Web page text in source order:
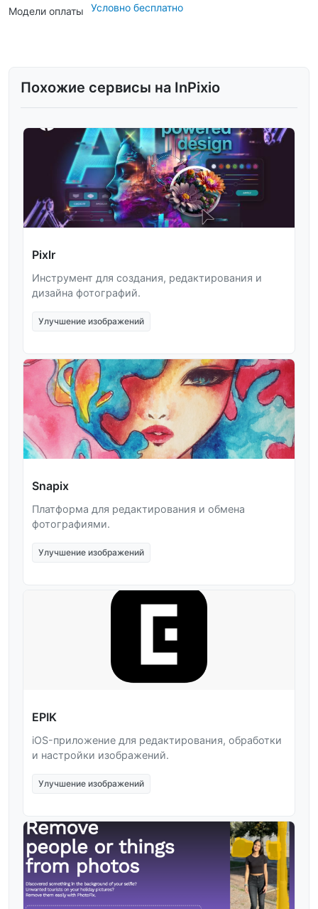
Модели оплаты Условно бесплатно
Похожие сервисы на InPixio
Pixlr
Инструмент для создания, редактирования и
дизайна фотографий.
Улучшение изображений
Snapix
Платформа для редактирования и обмена
фотографиями.
Улучшение изображений
EPIK
iOS-приложение для редактирования, обработки
и настройки изображений.
Улучшение изображений